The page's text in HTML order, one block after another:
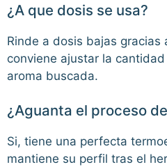
¿A que dosis se usa?
Rinde a dosis bajas gracias
conviene ajustar la
aroma buscada.
¿Aguanta el proceso
Si, tiene una perfecta
mantiene su perfil tras el